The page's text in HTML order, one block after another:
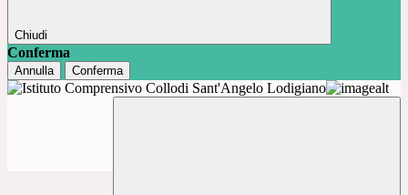
Chiudi
Conferma
Annulla Conferma